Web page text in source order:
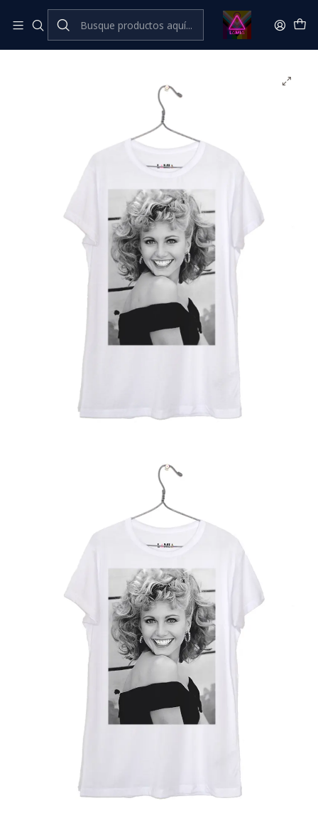
Inicio Catálogo Classic ⭐ CLÁSICOS LÂMIA⭐ Classic
Olivia Newton John - Sandy - Grease #2